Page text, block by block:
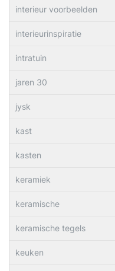
interieur voorbeelden
interieurinspiratie
intratuin
jaren 30
jysk
kast
kasten
keramiek
keramische
keramische tegels
keuken